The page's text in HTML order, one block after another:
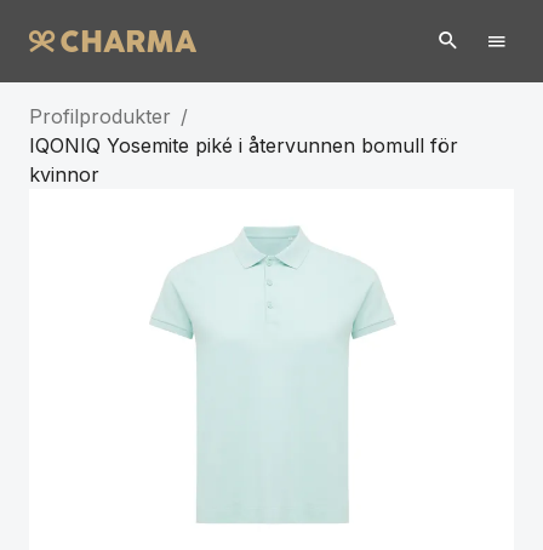
Profilprodukter /
IQONIQ Yosemite piké i återvunnen bomull för
kvinnor